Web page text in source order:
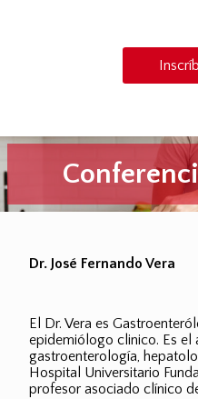
Dr. José Fernando Vera
El Dr. Vera es
epidemiólogo clinico. Es el
gastroenterología,
Hospital Universitario
profesor asociado clínico